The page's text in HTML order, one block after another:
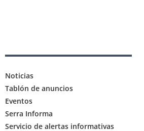
Noticias
Tablón de anuncios
Eventos
Serra Informa
Servicio de alertas informativas